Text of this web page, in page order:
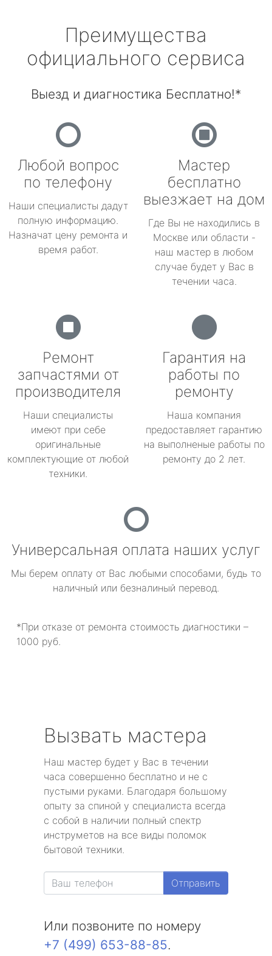
Преимущества
официального сервиса
Выезд и диагностика Бесплатно!*
Любой вопрос
по телефону
Наши специалисты дадут
полную информацию.
Назначат цену ремонта и
время работ.
Мастер
бесплатно
выезжает на дом
Где Вы не находились в
Москве или области -
наш мастер в любом
случае будет у Вас в
течении часа.
Ремонт
запчастями от
производителя
Наши специалисты
имеют при себе
оригинальные
комплектующие от любой
техники.
Гарантия на
работы по
ремонту
Наша компания
предоставляет гарантию
на выполненые работы по
ремонту до 2 лет.
Универсальная оплата наших услуг
Мы берем оплату от Вас любыми способами, будь то
наличный или безналиный перевод.
*При отказе от ремонта стоимость диагностики –
1000 руб.
Вызвать мастера
Наш мастер будет у Вас в течении
часа совершенно бесплатно и не с
пустыми руками. Благодаря большому
опыту за спиной у специалиста всегда
с собой в наличии полный спектр
инструметов на все виды поломок
бытовой техники.
Отправить
Или позвоните по номеру
+7 (499) 653-88-85.